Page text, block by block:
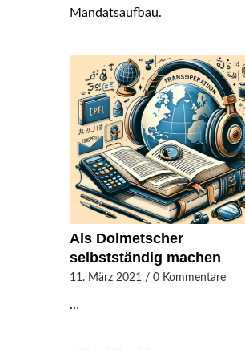
Mandatsaufbau.
Als Dolmetscher
selbstständig machen
11. März 2021 / 0 Kommentare
…